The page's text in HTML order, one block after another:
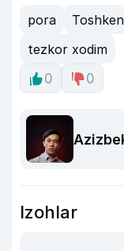
pora
tezkor xodim
0
0
Izohlar